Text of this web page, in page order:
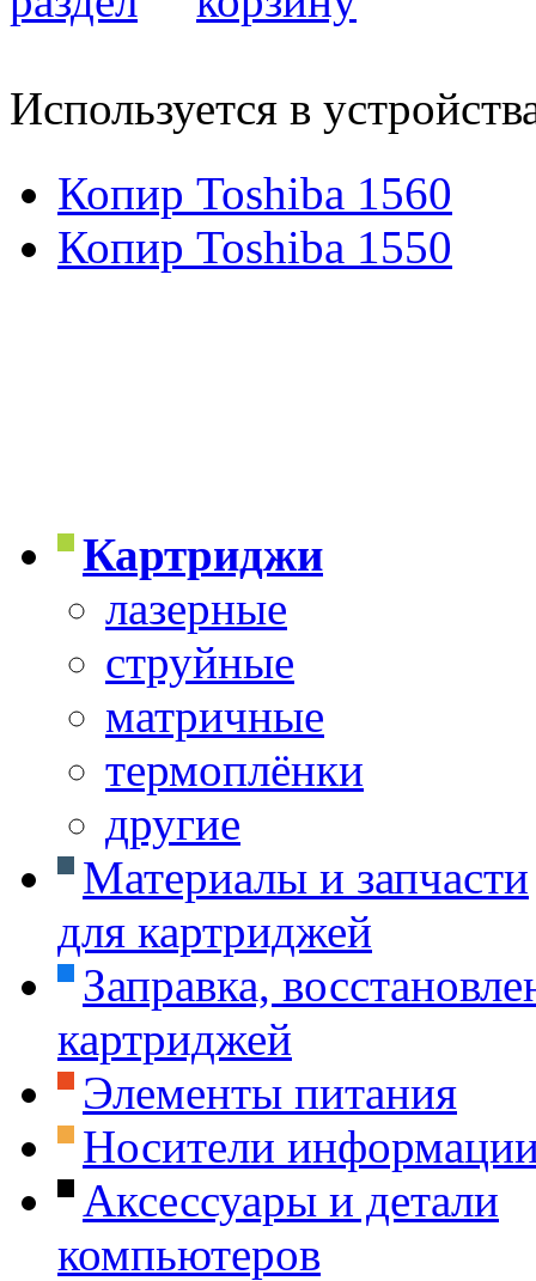
Используется в
Копир Toshiba 1560
Копир Toshiba 1550
Картриджи
лазерные
струйные
матричные
термоплёнки
другие
Материалы и запчасти
для картриджей
Заправка,
картриджей
Элементы питания
Носители
Аксессуары и детали
компьютеров